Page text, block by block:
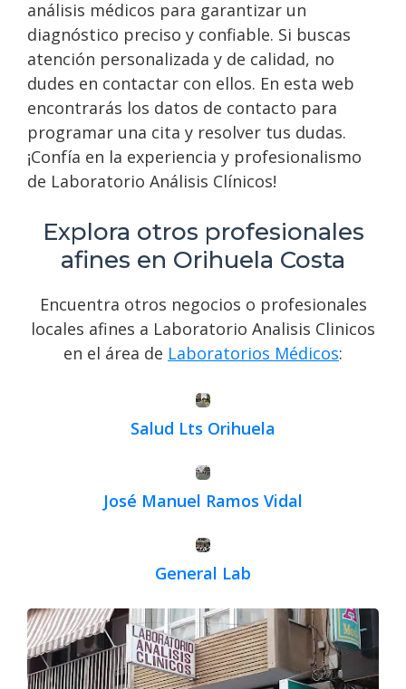
análisis médicos para garantizar un
diagnóstico preciso y confiable. Si buscas
atención personalizada y de calidad, no
dudes en contactar con ellos. En esta web
encontrarás los datos de contacto para
programar una cita y resolver tus dudas.
¡Confía en la experiencia y profesionalismo
de Laboratorio Análisis Clínicos!
Explora otros profesionales
afines en Orihuela Costa
Encuentra otros negocios o profesionales
locales afines a Laboratorio Analisis Clinicos
en el área de Laboratorios Médicos:
Salud Lts Orihuela
José Manuel Ramos Vidal
General Lab